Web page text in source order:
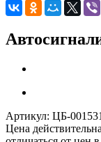
Артикул: ЦБ-
Цена